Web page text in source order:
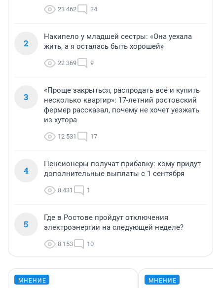
23 462 34
2
Накипело у младшей сестры: «Она уехала
жить, а я осталась быть хорошей»
22 369 9
3
«Проще закрыться, распродать всё и купить
несколько квартир»: 17-летний ростовский
фермер рассказал, почему не хочет уезжать
из хутора
12 531 17
4
Пенсионеры получат прибавку: кому придут
дополнительные выплаты с 1 сентября
8 431 1
5
Где в Ростове пройдут отключения
электроэнергии на следующей неделе?
8 153 10
МНЕНИЕ МНЕНИЕ